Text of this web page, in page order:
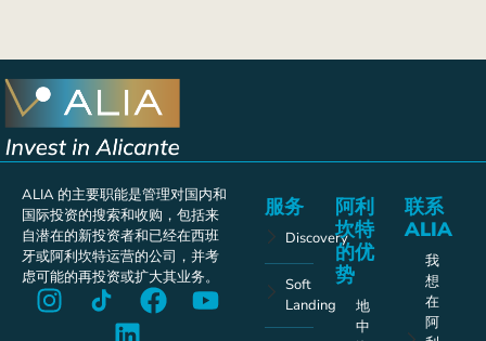
ALIA 的主要职能是管理对国内和
国际投资的搜索和收购，包括来
自潜在的新投资者和已经在西班
牙或阿利坎特运营的公司，并考
虑可能的再投资或扩大其业务。
服务
Discovery
Soft
Landing
阿利
坎特
的优
势
地
中
联系
ALIA
我
想
在
阿